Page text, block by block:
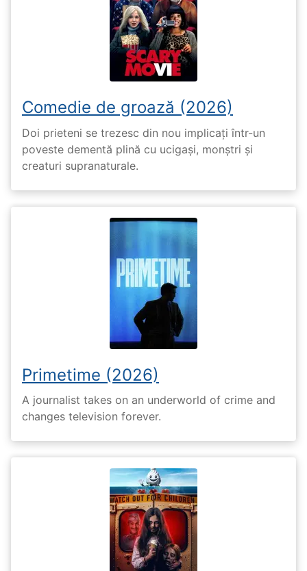
Comedie de groază (2026)
Doi prieteni se trezesc din nou implicați într-un
poveste dementă plină cu ucigași, monștri și
creaturi supranaturale.
Primetime (2026)
A journalist takes on an underworld of crime and
changes television forever.